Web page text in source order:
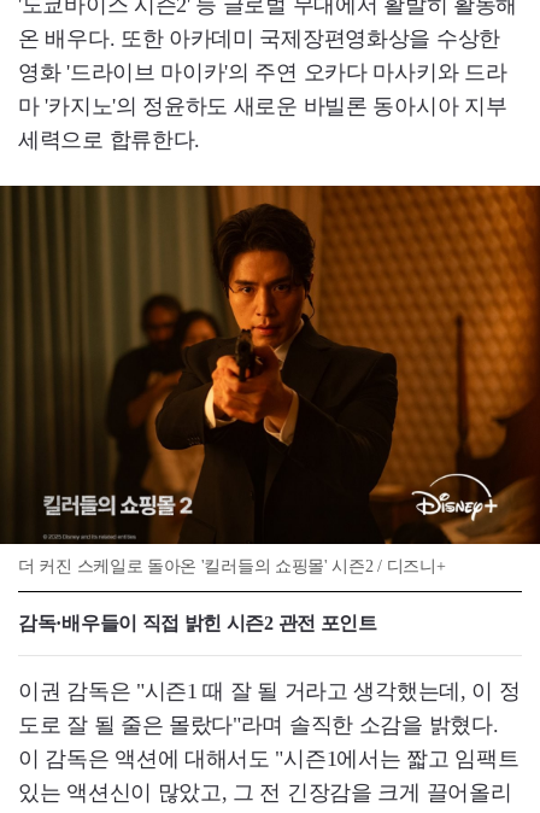
'도쿄바이스 시즌2' 등 글로벌 무대에서 활발히 활동해
온 배우다. 또한 아카데미 국제장편영화상을 수상한
영화 '드라이브 마이카'의 주연 오카다 마사키와 드라
마 '카지노'의 정윤하도 새로운 바빌론 동아시아 지부
세력으로 합류한다.
더 커진 스케일로 돌아온 '킬러들의 쇼핑몰' 시즌2 / 디즈니+
감독·배우들이 직접 밝힌 시즌2 관전 포인트
이권 감독은 "시즌1 때 잘 될 거라고 생각했는데, 이 정
도로 잘 될 줄은 몰랐다"라며 솔직한 소감을 밝혔다.
이 감독은 액션에 대해서도 "시즌1에서는 짧고 임팩트
있는 액션신이 많았고, 그 전 긴장감을 크게 끌어올리